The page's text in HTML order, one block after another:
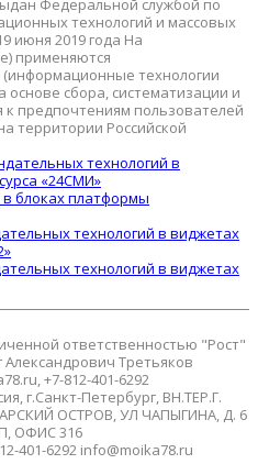
Федеральной службой по
технологий и массовых
июня 2019 года На
применяются
технологии
сбора, систематизации и
к предпочтениям пользователей
территории Российской
технологий в
«24СМИ»
блоках платформы
технологий в виджетах
технологий в виджетах
ответственностью "Рост"
Третьяков
+7-812-401-6292
г.Санкт-Петербург, ВН.ТЕР.Г.
ОСТРОВ, УЛ ЧАПЫГИНА, Д. 6
ОФИС 316
401-6292 info@moika78.ru